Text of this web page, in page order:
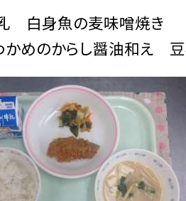
白身魚の麦味噌焼き
かめのからし醤油和え